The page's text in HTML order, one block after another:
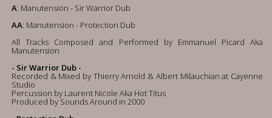
A: Manutension - Sir Warrior Dub
AA: Manutension - Protection Dub
All Tracks Composed and Performed by Emmanuel Picard Aka
Manutension
- Sir Warrior Dub -
Recorded & Mixed by Thierry Arnold & Albert Milauchian at Cayenne
Studio
Percussion by Laurent Nicole Aka Hot Titus
Produced by Sounds Around in 2000